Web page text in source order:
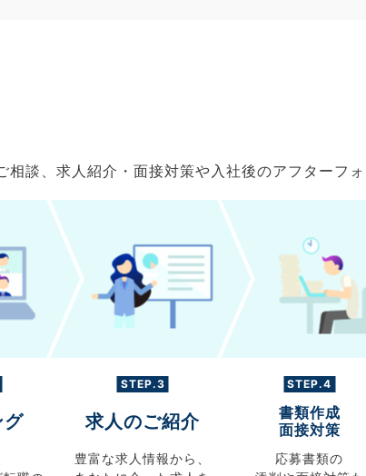
談、求人紹介・面接対策や入社後のアフターフ
グ
STEP.3
求人のご紹介
豊富な求人情報から、
STEP.4
書類作成
面接対策
応募書類の